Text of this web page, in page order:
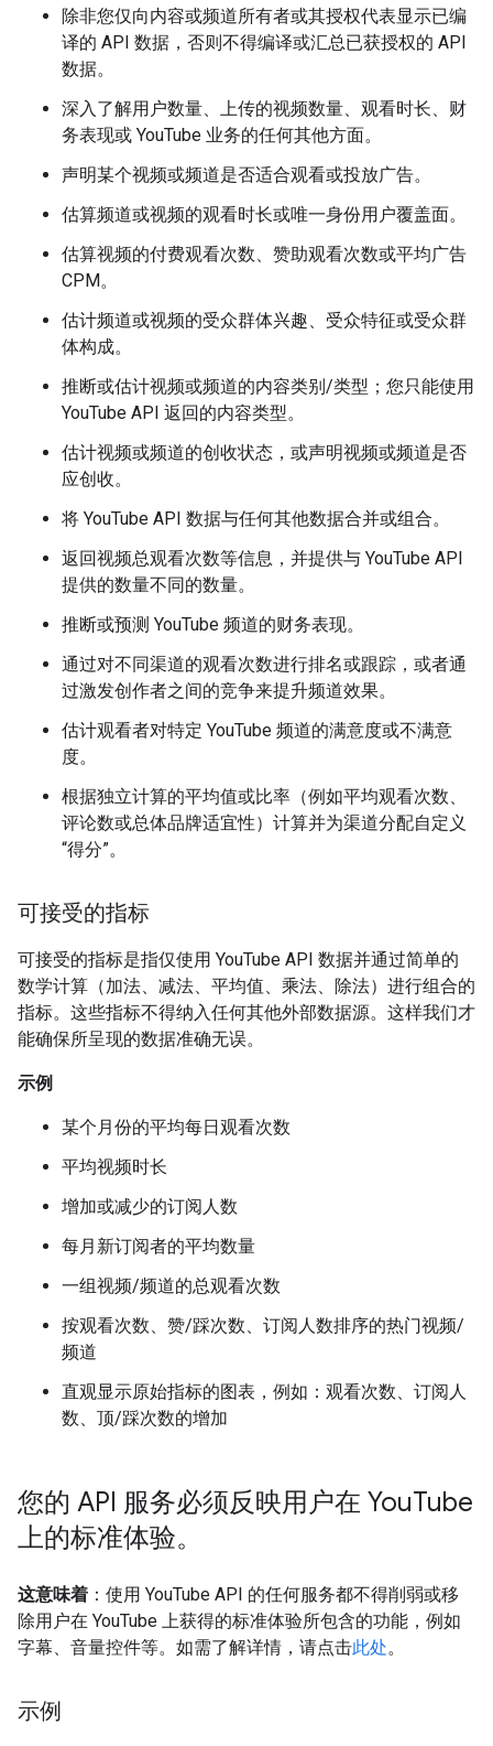
除非您仅向内容或频道所有者或其授权代表显示已编
译的 API 数据，否则不得编译或汇总已获授权的 API
数据。
深入了解用户数量、上传的视频数量、观看时长、财
务表现或 YouTube 业务的任何其他方面。
声明某个视频或频道是否适合观看或投放广告。
估算频道或视频的观看时长或唯一身份用户覆盖面。
估算视频的付费观看次数、赞助观看次数或平均广告
CPM。
估计频道或视频的受众群体兴趣、受众特征或受众群
体构成。
推断或估计视频或频道的内容类别/类型；您只能使用
YouTube API 返回的内容类型。
估计视频或频道的创收状态，或声明视频或频道是否
应创收。
将 YouTube API 数据与任何其他数据合并或组合。
返回视频总观看次数等信息，并提供与 YouTube API
提供的数量不同的数量。
推断或预测 YouTube 频道的财务表现。
通过对不同渠道的观看次数进行排名或跟踪，或者通
过激发创作者之间的竞争来提升频道效果。
估计观看者对特定 YouTube 频道的满意度或不满意
度。
根据独立计算的平均值或比率（例如平均观看次数、
评论数或总体品牌适宜性）计算并为渠道分配自定义
“得分”。
可接受的指标
可接受的指标是指仅使用 YouTube API 数据并通过简单的
数学计算（加法、减法、平均值、乘法、除法）进行组合的
指标。这些指标不得纳入任何其他外部数据源。这样我们才
能确保所呈现的数据准确无误。
示例
某个月份的平均每日观看次数
平均视频时长
增加或减少的订阅人数
每月新订阅者的平均数量
一组视频/频道的总观看次数
按观看次数、赞/踩次数、订阅人数排序的热门视频/
频道
直观显示原始指标的图表，例如：观看次数、订阅人
数、顶/踩次数的增加
您的 API 服务必须反映用户在 YouTube
上的标准体验。
这意味着 ：使用 YouTube API 的任何服务都不得削弱或移
除用户在 YouTube 上获得的标准体验所包含的功能，例如
字幕、音量控件等。如需了解详情，请点击此处。
示例